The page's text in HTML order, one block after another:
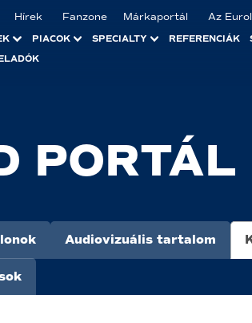
Hírek Fanzone Márkaportál Az
PIACOK SPECIALTY REFERENCIÁK
PORTÁL
Audiovizuális tartalom